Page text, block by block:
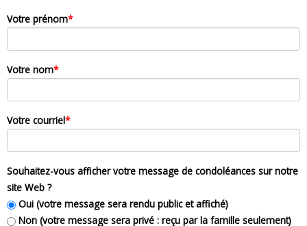
Votre prénom*
Votre nom*
Votre courriel*
Souhaitez-vous afficher votre message de condoléances sur notre
site Web ?
Oui (votre message sera rendu public et affiché)
Non (votre message sera privé : reçu par la famille seulement)